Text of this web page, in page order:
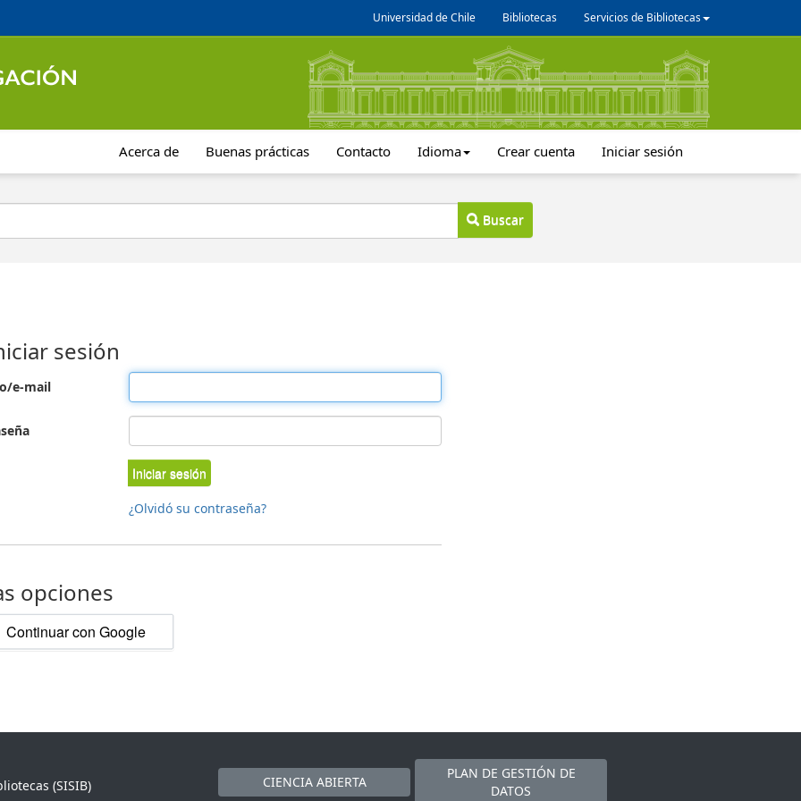
Universidad de Chile Bibliotecas Servicios de Bibliotecas
Acerca de Buenas prácticas Contacto Idioma Crear cuenta Iniciar sesión
Buscar
sesión
e-mail
Iniciar sesión
¿Olvidó su contraseña?
opciones
Continuar con Google
(SISIB)
CIENCIA ABIERTA
PLAN DE GESTIÓN DE
DATOS